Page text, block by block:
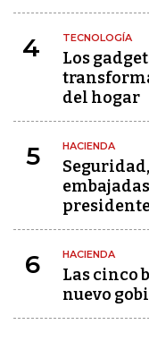
4 TECNOLOGÍA
Los
del hogar
5 HACIENDA
6 HACIENDA
Las cinco
nuevo